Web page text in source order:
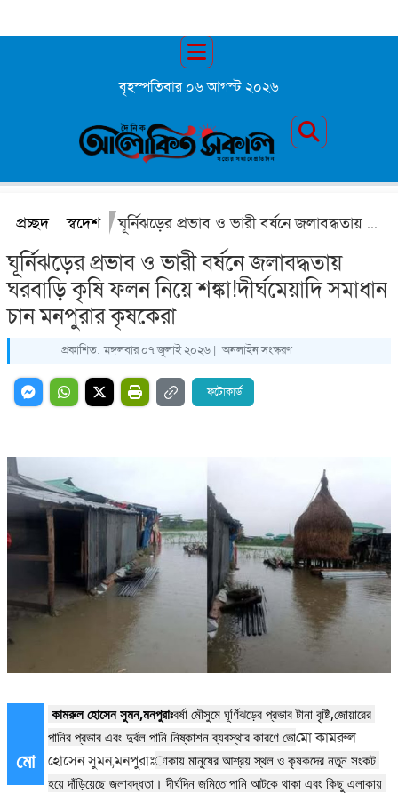
বৃহস্পতিবার ০৬ আগস্ট ২০২৬
প্রচ্ছদ স্বদেশ ঘূর্নিঝড়ের প্রভাব ও ভারী বর্ষনে জলাবদ্ধতায় ঘরবাড়ি কৃষি ফলন নিয়ে শঙ্কা!দীর্ঘমেয়াদি সমাধান চান মনপুরার কৃষকেরা
ঘূর্নিঝড়ের প্রভাব ও ভারী বর্ষনে জলাবদ্ধতায়
ঘরবাড়ি কৃষি ফলন নিয়ে শঙ্কা!দীর্ঘমেয়াদি সমাধান
চান মনপুরার কৃষকেরা
প্রকাশিত: মঙ্গলবার ০৭ জুলাই ২০২৬ | অনলাইন সংস্করণ
ফটোকার্ড
মো
কামরুল হোসেন সুমন,মনপুরাঃবর্ষা মৌসুমে ঘূর্ণিঝড়ের প্রভাব টানা বৃষ্টি,জোয়ারের
পানির প্রভাব এবং দুর্বল পানি নিষ্কাশন ব্যবস্থার কারণে ভোমো কামরুল
হোসেন সুমন,মনপুরাঃাকায় মানুষের আশ্রয় স্থল ও কৃষকদের নতুন সংকট
হয়ে দাঁড়িয়েছে জলাবদ্ধতা। দীর্ঘদিন জমিতে পানি আটকে থাকা এবং কিছু এলাকায়